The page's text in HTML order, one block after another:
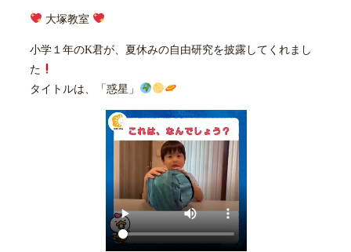
大塚教室
小学１年のK君が、夏休みの自由研究を披露してくれまし
た
タイトルは、「惑星」